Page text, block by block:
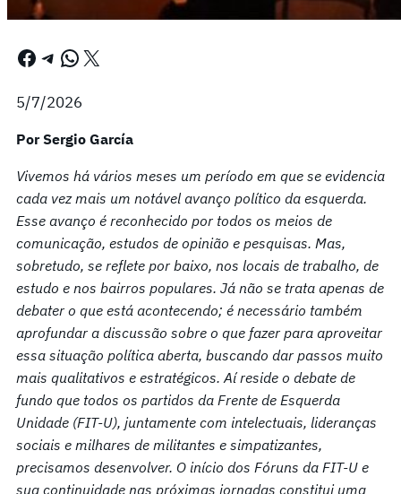
Facebook Telegram WhatsApp X
5/7/2026
Por Sergio García
Vivemos há vários meses um período em que se evidencia
cada vez mais um notável avanço político da esquerda.
Esse avanço é reconhecido por todos os meios de
comunicação, estudos de opinião e pesquisas. Mas,
sobretudo, se reflete por baixo, nos locais de trabalho, de
estudo e nos bairros populares. Já não se trata apenas de
debater o que está acontecendo; é necessário também
aprofundar a discussão sobre o que fazer para aproveitar
essa situação política aberta, buscando dar passos muito
mais qualitativos e estratégicos. Aí reside o debate de
fundo que todos os partidos da Frente de Esquerda
Unidade (FIT-U), juntamente com intelectuais, lideranças
sociais e milhares de militantes e simpatizantes,
precisamos desenvolver. O início dos Fóruns da FIT-U e
sua continuidade nas próximas jornadas constitui uma